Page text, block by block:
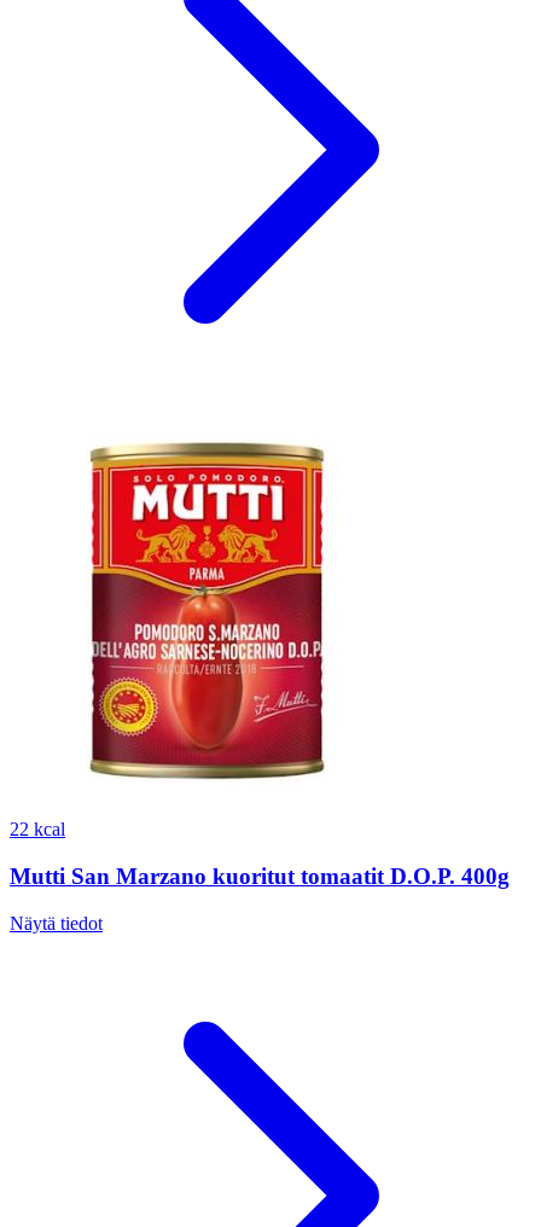
22 kcal
Mutti San Marzano kuoritut tomaatit D.O.P. 400g
Näytä tiedot